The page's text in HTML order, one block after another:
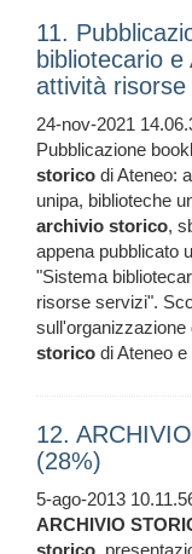
11.
bibliotecario
attività
24-nov-2021
Pubblicazione
storico di Ateneo:
unipa, biblioteche
archivio storico,
appena pubblicato
"Sistema
risorse servizi".
sull'organizzazione
storico di Ateneo
12.
(28%)
5-ago-2013
ARCHIVIO